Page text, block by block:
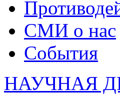
СМИ о нас
События
НАУЧНАЯ